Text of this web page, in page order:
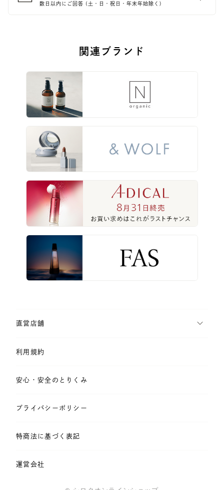
数日以内にご回答 (土・日・祝日・年末年始除く)
関連ブランド
直営店舗
利用規約
安心・安全のとりくみ
プライバシーポリシー
特商法に基づく表記
運営会社